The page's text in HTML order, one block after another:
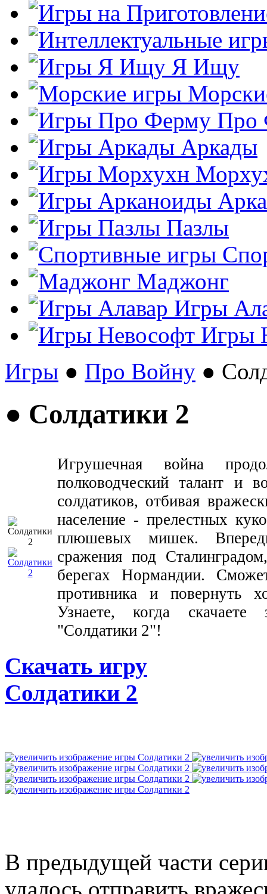
Я Ищу
Про
Аркады
Пазлы
Маджонг
Игры
Игры
Игры ● Про Войну ●
● Солдатики 2
Игрушечная война
полководческий талант и
солдатиков, отбивая
население - прелестных
плюшевых мишек.
сражения под
берегах Нормандии.
противника и повернуть
Узнаете, когда
"Солдатики 2"!
Скачать игру
Солдатики 2
В предыдущей части